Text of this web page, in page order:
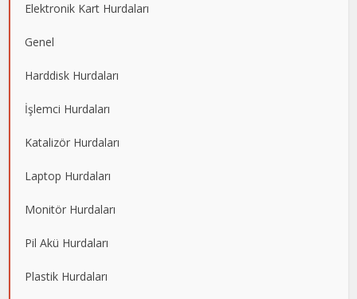
Elektronik Kart Hurdaları
Genel
Harddisk Hurdaları
İşlemci Hurdaları
Katalizör Hurdaları
Laptop Hurdaları
Monitör Hurdaları
Pil Akü Hurdaları
Plastik Hurdaları